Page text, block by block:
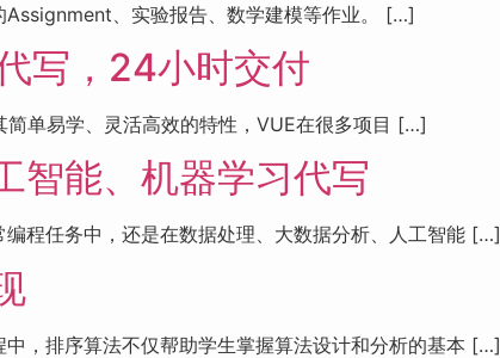
Assignment、实验报告、数学建模等作业。 […]
写，24小时交付
单易学、灵活高效的特性，VUE在很多项目 […]
智能、机器学习代写
程任务中，还是在数据处理、大数据分析、人工智能 […]
，排序算法不仅帮助学生掌握算法设计和分析的基本 […]